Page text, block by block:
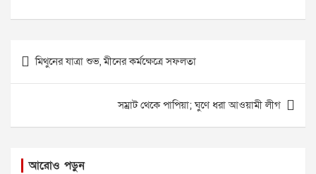
Post
navigation
মিথুনের যাত্রা শুভ, মীনের কর্মক্ষেত্রে সফলতা
সম্রাট থেকে পাপিয়া; ঘুণে ধরা আওয়ামী লীগ
আরোও পড়ুন